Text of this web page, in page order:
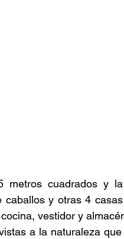
metros cuadrados y
caballos y otras 4
vestidor y
a la naturaleza